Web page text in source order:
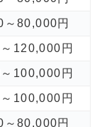
80,000円
120,000円
100,000円
100,000円
80,000円